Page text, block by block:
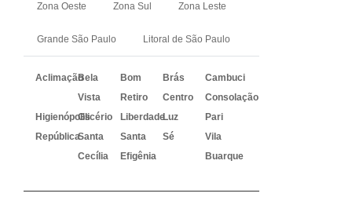
Zona Oeste Zona Sul Zona Leste
Grande São Paulo Litoral de São Paulo
AclimaçãoBela
Vista
Bom
Retiro
Brás
Cambuci
Centro
Consolação
HigienópolisGlicério LiberdadeLuz
Pari
RepúblicaSanta
Cecília
Santa
Efigênia
Sé
Vila
Buarque